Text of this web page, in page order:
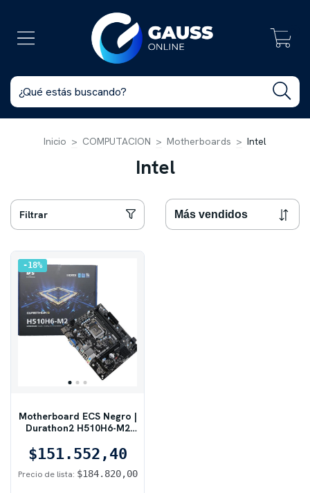
Inicio > COMPUTACION > Motherboards > Intel
Intel
Filtrar
18%
Motherboard ECS Negro |
Durathon2 H510H6-M2
$151.552,40
Precio de lista: $184.820,00